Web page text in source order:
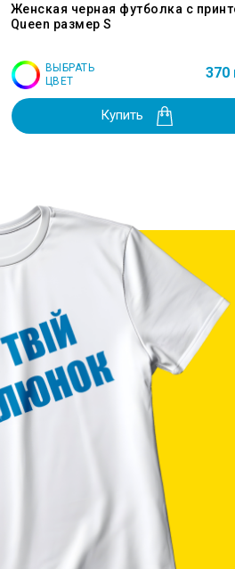
Женская черная футболка с
Queen размер S
ВЫБРАТЬ
ЦВЕТ
370
Купить